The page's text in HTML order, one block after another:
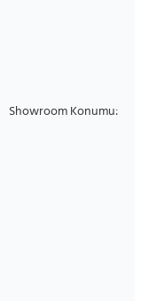
Showroom Konumu: